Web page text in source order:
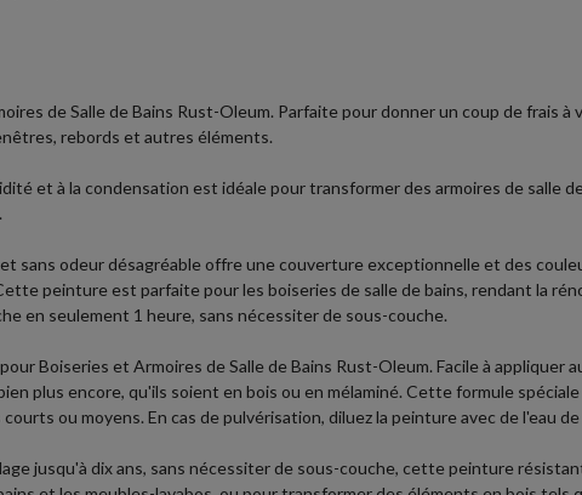
de Salle de Bains Rust-Oleum. Parfaite pour donner un coup de frais
rebords et autres éléments.
et à la condensation est idéale pour transformer des armoires de salle
sans odeur désagréable offre une couverture exceptionnelle et des
peinture est parfaite pour les boiseries de salle de bains, rendant la
en seulement 1 heure, sans nécessiter de sous-couche.
Boiseries et Armoires de Salle de Bains Rust-Oleum. Facile à appliquer
plus encore, qu'ils soient en bois ou en mélaminé. Cette formule
ou moyens. En cas de pulvérisation, diluez la peinture avec de l'eau
jusqu'à dix ans, sans nécessiter de sous-couche, cette peinture